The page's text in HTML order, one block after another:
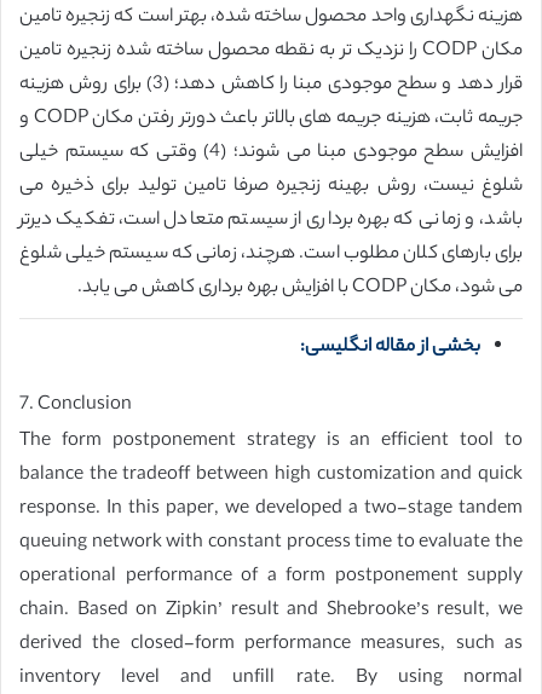
هزینه نگهداری واحد محصول ساخته شده، بهتر است که زنجیره تامین
مکان CODP را نزدیک تر به نقطه محصول ساخته شده زنجیره تامین
قرار دهد و سطح موجودی مبنا را کاهش دهد؛ (3) برای روش هزینه
جریمه ثابت، هزینه جریمه های بالاتر باعث دورتر رفتن مکان CODP و
افزایش سطح موجودی مبنا می شوند؛ (4) وقتی که سیستم خیلی
شلوغ نیست، روش بهینه زنجیره صرفا تامین تولید برای ذخیره می
باشد، و زمانی که بهره برداری از سیستم متعادل است، تفکیک دیرتر
برای بارهای کلان مطلوب است. هرچند، زمانی که سیستم خیلی شلوغ
می شود، مکان CODP با افزایش بهره برداری کاهش می یابد.
بخشی از مقاله انگلیسی:
7. Conclusion
The form postponement strategy is an efficient tool to
balance the tradeoff between high customization and quick
response. In this paper, we developed a two-stage tandem
queuing network with constant process time to evaluate the
operational performance of a form postponement supply
chain. Based on Zipkin’ result and Shebrooke’s result, we
derived the closed-form performance measures, such as
inventory level and unfill rate. By using normal